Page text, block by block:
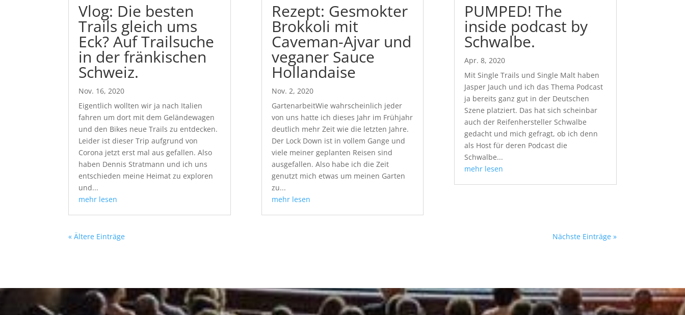
Vlog: Die besten
Trails gleich ums
Eck? Auf Trailsuche
in der fränkischen
Schweiz.
Nov. 16, 2020
Eigentlich wollten wir ja nach Italien
fahren um dort mit dem Geländewagen
und den Bikes neue Trails zu entdecken.
Leider ist dieser Trip aufgrund von
Corona jetzt erst mal aus gefallen. Also
haben Dennis Stratmann und ich uns
entschieden meine Heimat zu exploren
und...
mehr lesen
Rezept: Gesmokter
Brokkoli mit
Caveman-Ajvar und
veganer Sauce
Hollandaise
Nov. 2, 2020
GartenarbeitWie wahrscheinlich jeder
von uns hatte ich dieses Jahr im Frühjahr
deutlich mehr Zeit wie die letzten Jahre.
Der Lock Down ist in vollem Gange und
viele meiner geplanten Reisen sind
ausgefallen. Also habe ich die Zeit
genutzt mich etwas um meinen Garten
zu...
mehr lesen
PUMPED! The
inside podcast by
Schwalbe.
Apr. 8, 2020
Mit Single Trails und Single Malt haben
Jasper Jauch und ich das Thema Podcast
ja bereits ganz gut in der Deutschen
Szene platziert. Das hat sich scheinbar
auch der Reifenhersteller Schwalbe
gedacht und mich gefragt, ob ich denn
als Host für deren Podcast die
Schwalbe...
mehr lesen
« Ältere Einträge Nächste Einträge »